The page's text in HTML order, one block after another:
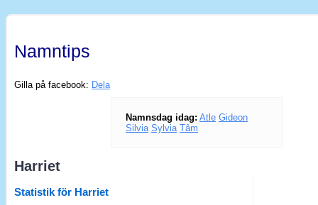
Namntips
Gilla på facebook: Dela
Namnsdag idag: Atle Gideon
Silvia Sylvia Tâm
Harriet
Statistik för Harriet